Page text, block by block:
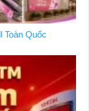
Toàn Quốc